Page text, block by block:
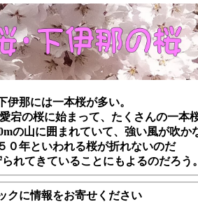
伊那には一本桜が多い。
宕の桜に始まって、たくさんの一本
の山に囲まれていて、強い風が吹か
０年といわれる桜が折れないのだ
れてきていることにもよるのだろう
クに情報をお寄せください